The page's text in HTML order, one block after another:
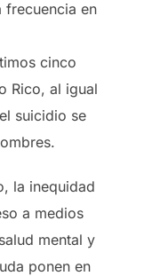
frecuencia en
cinco
Rico, al igual
suicidio se
la inequidad
a medios
mental y
ponen en